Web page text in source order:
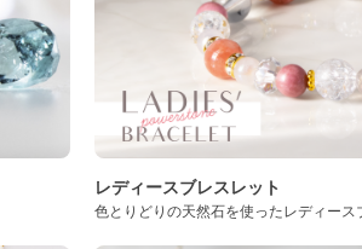
レディースブレスレット
色とりどりの天然石を使ったレディース